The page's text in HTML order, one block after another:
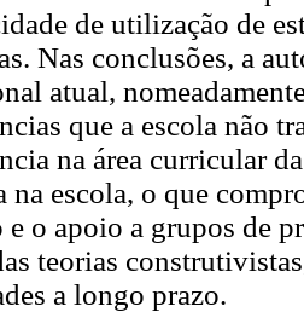
de utilização de
Nas conclusões, a
atual,
que a escola não
na área curricular
na escola, o que
e o apoio a grupos de
teorias
a longo prazo.